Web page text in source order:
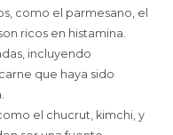
como el parmesano, el
ricos en histamina.
incluyendo
que haya sido
como el chucrut, kimchi, y